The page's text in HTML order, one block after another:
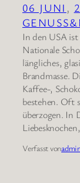
06 JUNI ,
In den USA
Nationale
längliches,
Brandmasse.
Kaffee-,
bestehen. Oft
überzogen. In
Verfasst von